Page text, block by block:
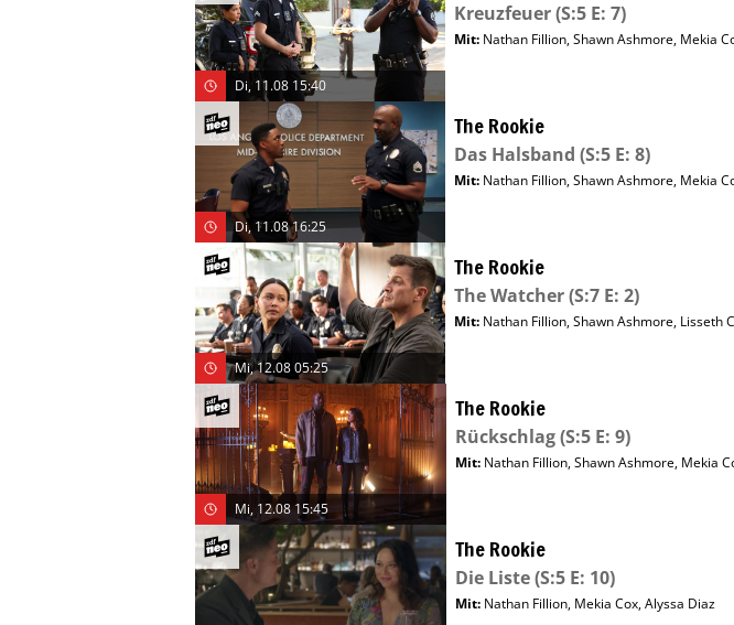
Di, 11.08 15:40
Kreuzfeuer(S:5 E: 7)
Mit: Nathan Fillion,Shawn Ashmore, Mekia
Di, 11.08 16:25
The Rookie
Das Halsband (S:5 E: 8)
Mit: Nathan Fillion,Shawn Ashmore, Mekia
Mi, 12.08 05:25
The Rookie
The Watcher(S:7 E: 2)
Mit: Nathan Fillion,Shawn Ashmore, Lisseth
Mi, 12.08 15:45
The Rookie
Rückschlag(S:5 E: 9)
Mit: Nathan Fillion,Shawn Ashmore, Mekia
The Rookie
Die Liste(S:5 E: 10)
Mit: Nathan Fillion, Mekia Cox,Alyssa Diaz